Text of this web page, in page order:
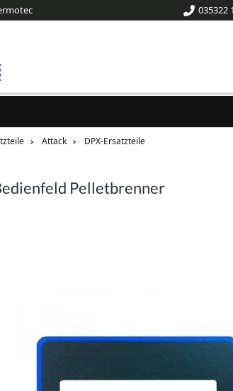
springen 035322
Attack DPX-Ersatzteile
Pelletbrenner